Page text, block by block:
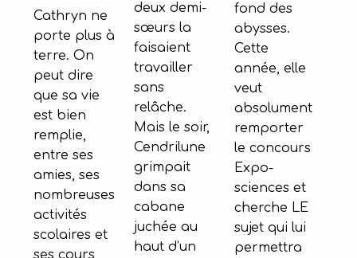
Cathryn ne
porte plus à
terre. On
peut dire
que sa vie
est bien
remplie,
entre ses
amies, ses
nombreuses
activités
scolaires et
ses cours
deux demi-
sœurs la
faisaient
travailler
sans
relâche.
Mais le soir,
Cendrilune
grimpait
dans sa
cabane
juchée au
haut d’un
fond des
abysses.
Cette
année, elle
veut
absolument
remporter
le concours
Expo-
sciences et
cherche LE
sujet qui lui
permettra